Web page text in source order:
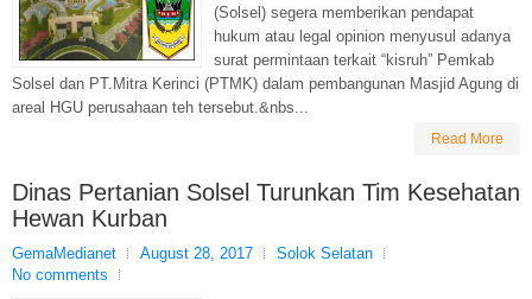
(Solsel) segera memberikan pendapat
hukum atau legal opinion menyusul adanya
surat permintaan terkait “kisruh” Pemkab
Solsel dan PT.Mitra Kerinci (PTMK) dalam pembangunan Masjid Agung di
areal HGU perusahaan teh tersebut.&nbs...
Read More
Dinas Pertanian Solsel Turunkan Tim Kesehatan
Hewan Kurban
GemaMedianet August 28, 2017
Solok Selatan
No comments